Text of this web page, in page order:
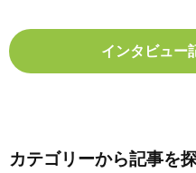
インタビュー
カテゴリーから記事を